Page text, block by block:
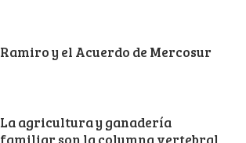
Ramiro y el Acuerdo de Mercosur
La agricultura y ganadería